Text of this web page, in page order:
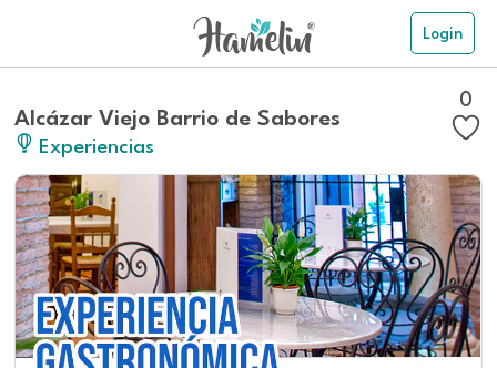
Login
Alcázar Viejo Barrio de Sabores
Experiencias
0